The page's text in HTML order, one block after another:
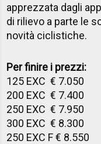
apprezzata dagli
di rilievo a parte le
novità ciclistiche.
Per finire i prezzi:
125 EXC €
200 EXC
250 EXC € 7.950
300 EXC € 8.300
250 EXC F € 8.550